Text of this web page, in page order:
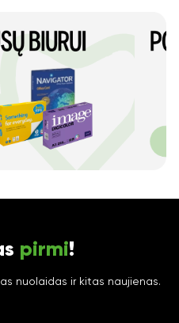
pirmi!
nuolaidas ir kitas naujienas.